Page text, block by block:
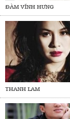
ĐÀM VĨNH HƯNG
THANH LAM